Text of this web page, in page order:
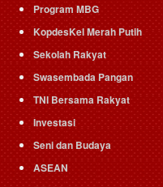
Program MBG
KopdesKel Merah Putih
Sekolah Rakyat
Swasembada Pangan
TNI Bersama Rakyat
Investasi
Seni dan Budaya
ASEAN